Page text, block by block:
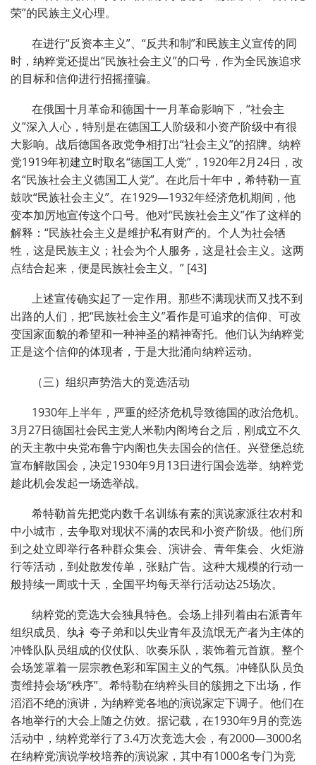
荣”的民族主义心理。
在进行“反资本主义”、“反共和制”和民族主义宣传的同
时，纳粹党还提出“民族社会主义”的口号，作为全民族追求
的目标和信仰进行招摇撞骗。
在俄国十月革命和德国十一月革命影响下，“社会主
义”深入人心，特别是在德国工人阶级和小资产阶级中有很
大影响。战后德国各政党争相打出“社会主义”的招牌。纳粹
党1919年初建立时取名“德国工人党”，1920年2月24日，改
名“民族社会主义德国工人党”。在此后十年中，希特勒一直
鼓吹“民族社会主义”。在1929—1932年经济危机期间，他
变本加厉地宣传这个口号。他对“民族社会主义”作了这样的
解释：“民族社会主义是维护私有财产的。个人为社会牺
牲，这是民族主义；社会为个人服务，这是社会主义。这两
点结合起来，便是民族社会主义。” [43]
上述宣传确实起了一定作用。那些不满现状而又找不到
出路的人们，把“民族社会主义”看作是可追求的信仰、可改
变国家面貌的希望和一种神圣的精神寄托。他们认为纳粹党
正是这个信仰的体现者，于是大批涌向纳粹运动。
（三）组织声势浩大的竞选活动
1930年上半年，严重的经济危机导致德国的政治危机。
3月27日德国社会民主党人米勒内阁垮台之后，刚成立不久
的天主教中央党布鲁宁内阁也失去国会的信任。兴登堡总统
宣布解散国会，决定1930年9月13日进行国会选举。纳粹党
趁此机会发起一场选举战。
希特勒首先把党内数千名训练有素的演说家派往农村和
中小城市，去争取对现状不满的农民和小资产阶级。他们所
到之处立即举行各种群众集会、演讲会、青年集会、火炬游
行等活动，到处散发传单，张贴广告。这种大规模的行动一
般持续一周或十天，全国平均每天举行活动达25场次。
纳粹党的竞选大会独具特色。会场上排列着由右派青年
组织成员、纨衤夸子弟和以失业青年及流氓无产者为主体的
冲锋队队员组成的仪仗队、吹奏乐队，装饰着元首旗。整个
会场笼罩着一层宗教色彩和军国主义的气氛。冲锋队队员负
责维持会场“秩序”。希特勒在纳粹头目的簇拥之下出场，作
滔滔不绝的演讲，为纳粹党各地的演说家定下调子。他们在
各地举行的大会上随之仿效。据记载，在1930年9月的竞选
活动中，纳粹党举行了3.4万次竞选大会，有2000—3000名
在纳粹党演说学校培养的演说家，其中有1000名专门为竞